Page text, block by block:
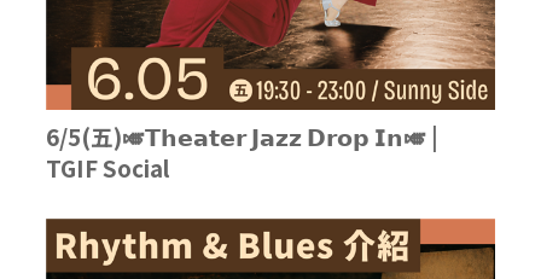
6/5(五)🎺𝗧𝗵𝗲𝗮𝘁𝗲𝗿 𝗝𝗮𝘇𝘇 𝗗𝗿𝗼𝗽 𝗜𝗻🎺 |
TGIF Social